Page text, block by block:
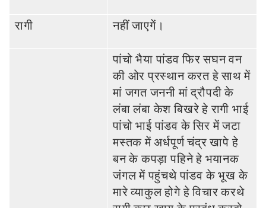
रागी नहीं जाएगें।
पांचो भैया पांडव फिर सघन वन
की ओर प्रस्‍थान करत हे साथ में
मां जगत जननी मां द्रौपदी के
लंबा लंबा केश बिखरे हे रागी भाई
पांचो भाई पांडव के सि‍र में जटा
मस्‍तक में अर्धपूर्ण चंद्र खापे हे
बन के कपड़ा पहिने हे भयानक
जंगल में पहुंचथे पांडव के भूख के
मारे व्‍याकुल होगे हे विचार करथे